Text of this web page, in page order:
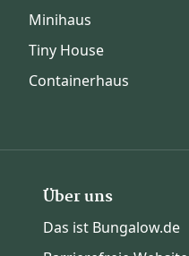
Minihaus
Tiny House
Containerhaus
Über uns
Das ist Bungalow.de